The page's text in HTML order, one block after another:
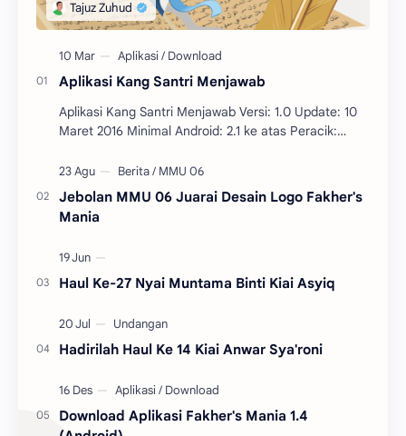
Aplikasi Kang Santri Menjawab
Aplikasi Kang Santri Menjawab Versi: 1.0 Update: 10
Maret 2016 Minimal Android: 2.1 ke atas Peracik:
Jebolan MMU 06 Juarai Desain Logo Fakher's
Mania
Haul Ke-27 Nyai Muntama Binti Kiai Asyiq
Hadirilah Haul Ke 14 Kiai Anwar Sya'roni
Download Aplikasi Fakher's Mania 1.4